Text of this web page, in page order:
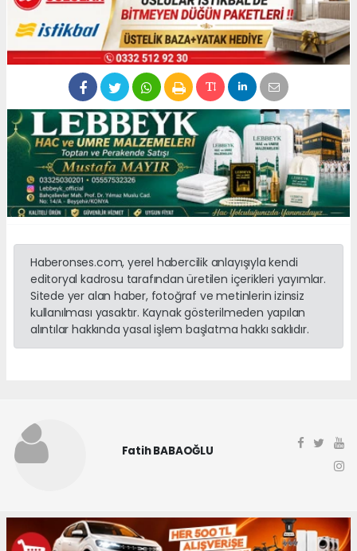
Haberonses.com, yerel habercilik anlayışıyla kendi
editoryal kadrosu tarafından üretilen içerikleri yayımlar.
Sitede yer alan haber, fotoğraf ve metinlerin izinsiz
kullanılması yasaktır. Kaynak gösterilmeden yapılan
alıntılar hakkında yasal işlem başlatma hakkı saklıdır.
Fatih BABAOĞLU